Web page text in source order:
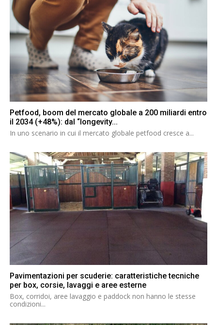
Petfood, boom del mercato globale a 200 miliardi entro
il 2034 (+48%): dal “longevity...
In uno scenario in cui il mercato globale petfood cresce a...
Pavimentazioni per scuderie: caratteristiche tecniche
per box, corsie, lavaggi e aree esterne
Box, corridoi, aree lavaggio e paddock non hanno le stesse
condizioni...